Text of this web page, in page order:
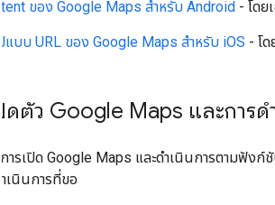
ของ Google Maps สําหรับ Android - โดย
ปแบบ URL ของ Google Maps สําหรับ iOS - โด
ปิดตัว Google Maps และการด
การเปิด Google Maps และดำเนินการตามฟั
ำเนินการที่ขอ